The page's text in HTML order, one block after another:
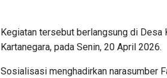
Kegiatan tersebut berlangsung di Desa
Kartanegara, pada Senin, 20 April 2026.
Sosialisasi menghadirkan narasumber